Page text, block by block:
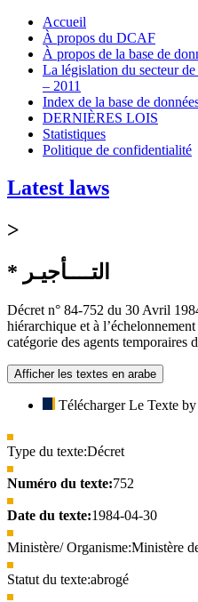
Accueil
À propos du DCAF
À propos de la base de
La législation du secteur
– 2011
Index de la base de
DERNIÈRES LOIS
Statistiques
Politique de confidentialité
Latest laws
>
* التــــأجيـر
Décret n° 84-752 du 30 Avril
hiérarchique et à
catégorie des agents temporaires
Afficher les textes en arabe
Télécharger Le Texte
Type du texte:Décret
Numéro du texte:752
Date du texte:1984-04-30
Ministère/ Organisme:Ministère
Statut du texte:abrogé